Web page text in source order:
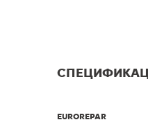
EUROREPAR